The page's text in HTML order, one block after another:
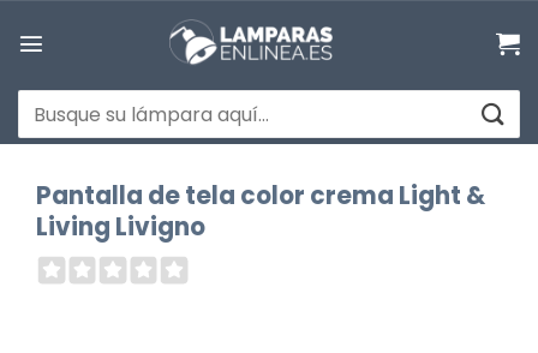
Buscar
por:
Pantalla de tela color crema Light &
Living Livigno